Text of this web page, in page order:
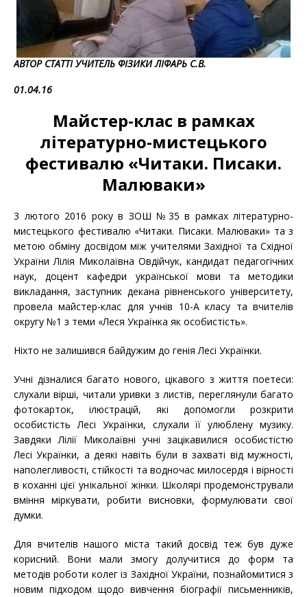
АВТОР СТАТТІ УЧИТЕЛЬ ФІЗИКИ ЛІФАРЬ С.В.
01.04.16
Майстер-клас в рамках
літературно-мистецького
фестивалю «Читаки. Писаки.
Малюваки»
3 лютого 2016 року в ЗОШ №35 в рамках літературно-
мистецького фестивалю «Читаки. Писаки. Малюваки» та з
метою обміну досвідом між учителями Західної та Східної
України Лілія Миколаївна Овдійчук, кандидат педагогічних
наук, доцент кафедри української мови та методики
викладання, заступник декана рівненського університету,
провела майстер-клас для учнів 10-А класу та вчителів
округу №1 з теми «Леся Українка як особистість».
Ніхто не залишився байдужим до генія Лесі Українки.
Учні дізналися багато нового, цікавого з життя поетеси:
слухали вірші, читали уривки з листів, переглянули багато
фотокарток, ілюстрацій, які допомогли розкрити
особистість Лесі Українки, слухали її улюблену музику.
Завдяки Лілії Миколаївні учні зацікавилися особистістю
Лесі Українки, а деякі навіть були в захваті від мужності,
наполегливості, стійкості та водночас милосердя і вірності
в коханні цієї унікальної жінки. Школярі продемонстрували
вміння міркувати, робити висновки, формулювати свої
думки.
Для вчителів нашого міста такий досвід теж був дуже
корисний. Вони мали змогу долучитися до форм та
методів роботи колег із Західної України, познайомитися з
новим підходом щодо вивчення біографії письменників,